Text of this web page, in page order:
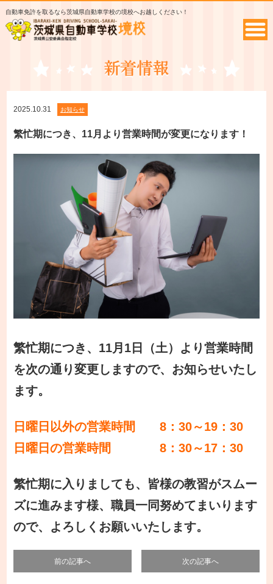
自動車免許を取るなら茨城県自動車学校の境校へお越しください！
2025.10.31 お知らせ
繁忙期につき、11月より営業時間が変更になります！
繁忙期につき、11月1日（土）より営業時間
を次の通り変更しますので、お知らせいたし
ます。
日曜日以外の営業時間 8：30～19：30
日曜日の営業時間 8：30～17：30
繁忙期に入りましても、皆様の教習がスムー
ズに進みます様、職員一同努めてまいります
ので、よろしくお願いいたします。
前の記事へ 次の記事へ